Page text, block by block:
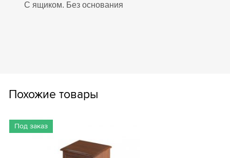
С ящиком. Без основания
Похожие товары
Под заказ